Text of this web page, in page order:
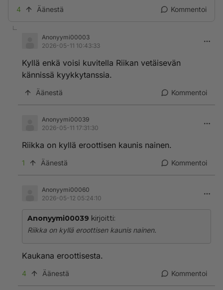
4 Äänestä Kommentoi
Anonyymi00003
2026-05-11 10:43:33
Kyllä enkä voisi kuvitella Riikan vetäisevän
kännissä kyykkytanssia.
Äänestä Kommentoi
Anonyymi00039
2026-05-11 17:31:30
Riikka on kyllä eroottisen kaunis nainen.
1 Äänestä Kommentoi
Anonyymi00060
2026-05-12 05:24:10
Anonyymi00039 kirjoitti:
Riikka on kyllä eroottisen kaunis nainen.
Kaukana eroottisesta.
4 Äänestä Kommentoi